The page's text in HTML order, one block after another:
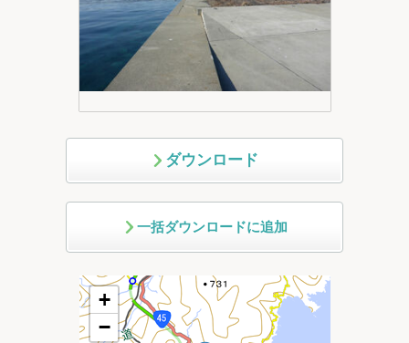
ダウンロード
一括ダウンロードに追加
+
−